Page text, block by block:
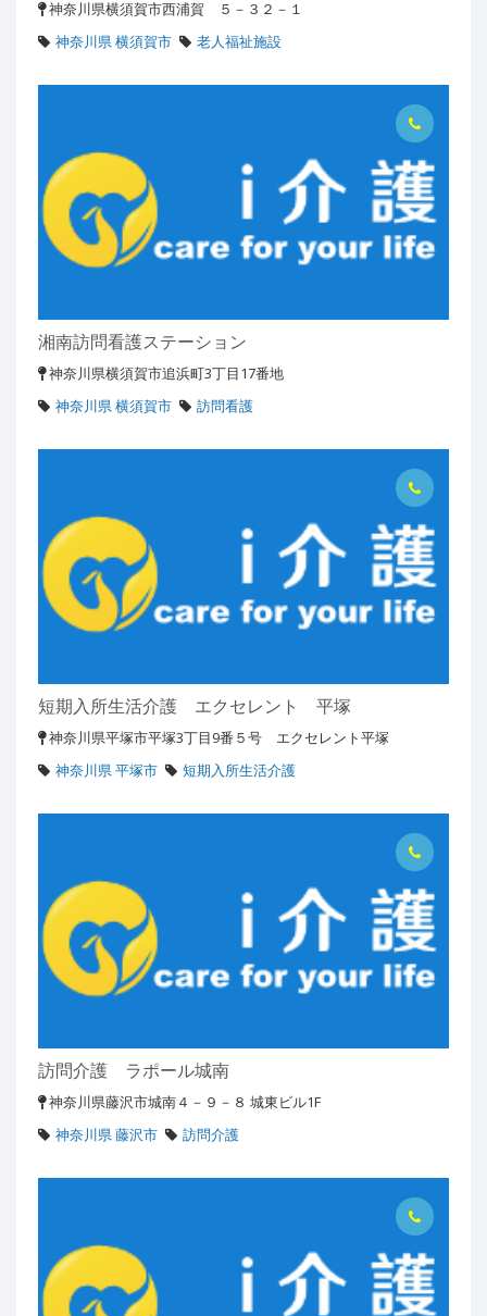
神奈川県横須賀市西浦賀 ５－３２－１
神奈川県 横須賀市
老人福祉施設
湘南訪問看護ステーション
神奈川県横須賀市追浜町3丁目17番地
神奈川県 横須賀市
訪問看護
短期入所生活介護 エクセレント 平塚
神奈川県平塚市平塚3丁目9番５号 エクセレント平塚
神奈川県 平塚市
短期入所生活介護
訪問介護 ラポール城南
神奈川県藤沢市城南４－９－８ 城東ビル1F
神奈川県 藤沢市
訪問介護